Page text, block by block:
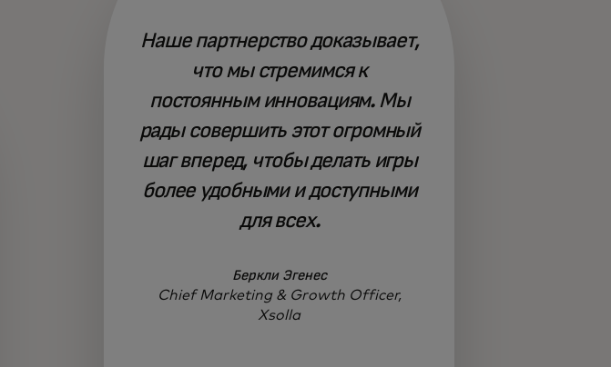
Наше партнерство доказывает,
что мы стремимся к
постоянным инновациям. Мы
рады совершить этот огромный
шаг вперед, чтобы делать игры
более удобными и доступными
для всех.
Беркли Эгенес
Chief Marketing & Growth Officer,
Xsolla